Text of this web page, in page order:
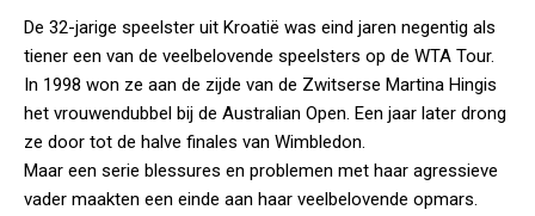
De 32-jarige speelster uit Kroatië was eind jaren negentig als
tiener een van de veelbelovende speelsters op de WTA Tour.
In 1998 won ze aan de zijde van de Zwitserse Martina Hingis
het vrouwendubbel bij de Australian Open. Een jaar later drong
ze door tot de halve finales van Wimbledon.
Maar een serie blessures en problemen met haar agressieve
vader maakten een einde aan haar veelbelovende opmars.